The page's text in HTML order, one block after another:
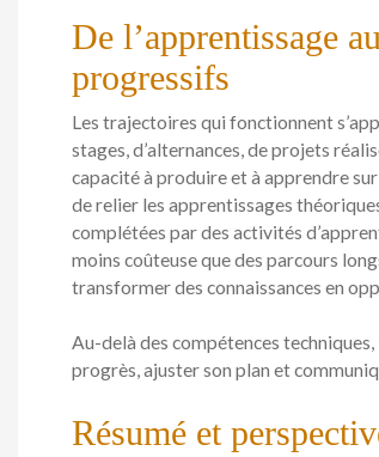
De l’apprentissage
progressifs
Les trajectoires qui fonctionnent
stages, d’alternances, de projets
capacité à produire et à apprendre
de relier les apprentissages
complétées par des activités
moins coûteuse que des parcours
transformer des connaissances en
Au-delà des compétences
progrès, ajuster son plan et
Résumé et